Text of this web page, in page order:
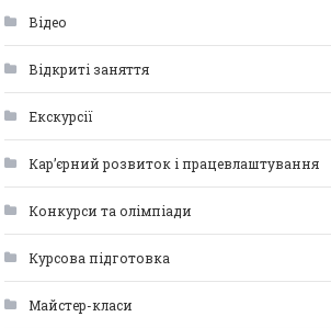
Відео
Відкриті заняття
Екскурсії
Кар’єрний розвиток і працевлаштування
Конкурси та олімпіади
Курсова підготовка
Майстер-класи